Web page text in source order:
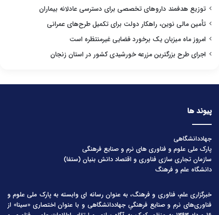
توزیع هدفمند داروهای تخصصی برای دسترسی عادلانه بیماران
تأمین مالی نوین، راهکار دولت برای تکمیل طرح‌های عمرانی
امروز ماه میزبان یک برخورد فضایی غیرمنتظره است
اجرای طرح بزرگترین مزرعه خورشیدی کشور در استان زنجان
پیوند ها
جهاددانشگاهی
پارک ملی علوم و فناوری های نرم و صنایع فرهنگی
سازمان تجاری سازی فناوری و اقتصاد دانش بنیان (ستفا)
دانشگاه علم و فرهنگ
خبرگزاری علم، فناوری و فرهنگ، به عنوان رسانه ای وابسته به پارک ملی علوم و
فناوری‌های نرم و صنایع فرهنگیِ جهاددانشگاهی و با عنوان اختصاری «سینا» از